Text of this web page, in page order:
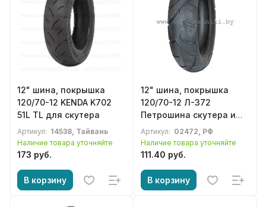
12" шина, покрышка
120/70-12 KENDA K702
51L TL для скутера
Артикул: 14538, Тайвань
Наличие товара уточняйте
173 руб.
В корзину
12" шина, покрышка
120/70-12 Л-372
Петрошина скутера и
др. мототехники
Артикул: 02472, РФ
Наличие товара уточняйте
111.40 руб.
В корзину